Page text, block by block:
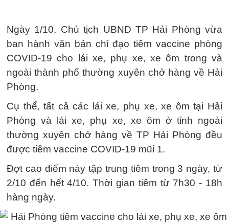
Ngày 1/10, Chủ tịch UBND TP Hải Phòng vừa
ban hành văn bản chỉ đạo tiêm vaccine phòng
COVID-19 cho lái xe, phụ xe, xe ôm trong và
ngoài thành phố thường xuyên chở hàng về Hải
Phòng.
Cụ thể, tất cả các lái xe, phụ xe, xe ôm tại Hải
Phòng và lái xe, phụ xe, xe ôm ở tỉnh ngoài
thường xuyên chở hàng về TP Hải Phòng đều
được tiêm vaccine COVID-19 mũi 1.
Đợt cao điểm này tập trung tiêm trong 3 ngày, từ
2/10 đến hết 4/10. Thời gian tiêm từ 7h30 - 18h
hàng ngày.